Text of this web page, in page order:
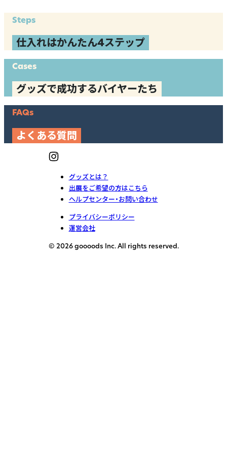
Steps
仕入れはかんたん4ステップ
Cases
グッズで成功するバイヤーたち
FAQs
よくある質問
グッズとは？
出展をご希望の方はこちら
ヘルプセンター・お問い合わせ
プライバシーポリシー
運営会社
© 2026 goooods Inc. All rights reserved.